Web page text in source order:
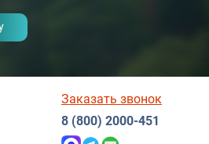
Заказать звонок
8 (800) 2000-451